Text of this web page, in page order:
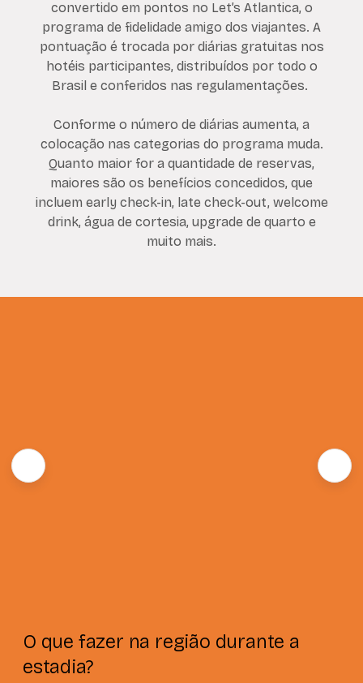
convertido em pontos no Let’s Atlantica, o
programa de fidelidade amigo dos viajantes. A
pontuação é trocada por diárias gratuitas nos
hotéis participantes, distribuídos por todo o
Brasil e conferidos nas regulamentações.
Conforme o número de diárias aumenta, a
colocação nas categorias do programa muda.
Quanto maior for a quantidade de reservas,
maiores são os benefícios concedidos, que
incluem early check-in, late check-out, welcome
drink, água de cortesia, upgrade de quarto e
muito mais.
O que fazer na região durante a
estadia?